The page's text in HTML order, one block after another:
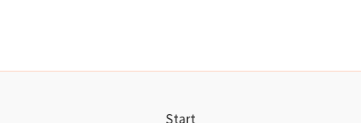
Start